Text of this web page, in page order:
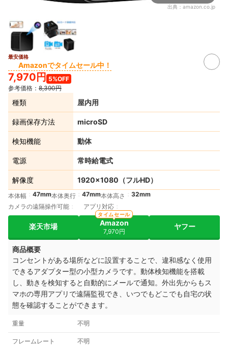
出典： amazon.co.jp
最安価格
Amazonでタイムセール中！
7,970円 5%OFF
参考価格： 8,390円
種類 屋内用
録画保存方法 microSD
検知機能 動体
電源 常時給電式
解像度 1920×1080（フルHD）
本体幅 47mm本体奥行 47mm本体高さ
32mm
カメラの遠隔操作可能
アプリ対応
楽天市場 Amazon
7,970円
タイムセール
ヤフー
商品概要
コンセントがある場所などに設置することで、違和感なく使用
できるアダプター型の小型カメラです。動体検知機能を搭載
し、動きを検知すると自動的にメールで通知。外出先からもス
マホの専用アプリで遠隔監視でき、いつでもどこでも自宅の状
態を確認することができます。
重量 不明
フレームレート 不明